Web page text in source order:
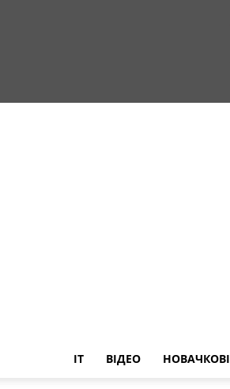
IT ВІДЕО НОВАЧКОВІ